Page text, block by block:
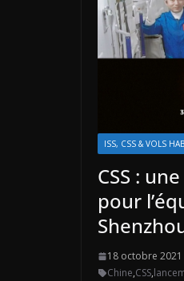
ISS, CSS & VOLS
CSS :
pour
18 octobre 2021
Chine,CSS,